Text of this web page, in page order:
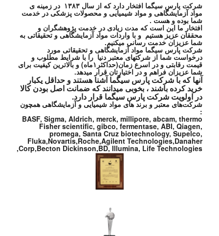
شرکت پارس سیگما افتخار دارد که از سال ۱۳۸۳ در زمینه ی
مواد آزمایشگاهی و مواد شیمیایی و محصولات پزشکی در خدمت
شما بوده و هست .
افتخار ما این است که مدت زیادی در خدمت پژوهشگران و
محققان عزیز هستیم و با واردات مواد آزمایشگاهی و تحقیقاتی به
شما عزیزان خدمت رسانی میکنیم.
شرکت پارس سیگما مواد آزمایشگاهی و تحقیقاتی مورد
درخواست شما از شرکتهای معتبر دنیا را با شرایط مطلوب و
قیمت رقابتی و در اسرع زمان(حداکثر۱ماه) و بالاترین کیفیت برای
شما عزیزان فراهم و در اختیارتان قرار میدهد.
آنها که با شرکت پارس سیگما آشنا هستند و حداقل یکبار
خرید کرده باشند ، بخوبی میدانند که ضمانت اصل بودن کالا
در اولویت شرکت پارس سیگما قرار دارد.
شرکت‌های معتبر و برند های مواد شیمیایی و آزمایشگاهی همچون
:
BASF, Sigma, Aldrich, merck, millipore, abcam, thermo
Fisher scientific, gibco, fermentase, ABI, Qiagen,
promega, Santa Cruz biotechnology, Supelco,
Fluka,Novartis,Roche,Agilent Technologies,Danaher
Corp,Becton Dickinson,BD, Illumina, Life Technologies,